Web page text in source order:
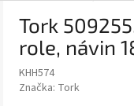
Tork
role, návin
KHH574
Značka: Tork